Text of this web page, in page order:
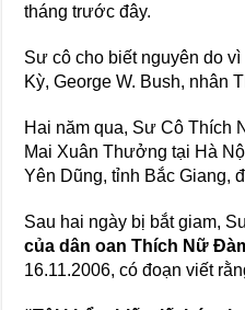
tháng trước đây.
Sư cô cho biết nguyên do
Kỳ, George W. Bush, nhân
Hai năm qua, Sư Cô Thích
Mai Xuân Thưởng tại Hà
Yên Dũng, tỉnh Bắc Giang,
Sau hai ngày bị bắt giam,
của dân oan Thích Nữ
16.11.2006, có đoạn viết